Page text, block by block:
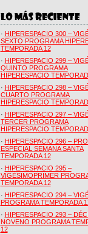
· HIPERESPACIO 300 –
SEXTO PROGRAMA
TEMPORADA 12
· HIPERESPACIO 299 –
QUINTO PROGRAMA
HIPERESPACIO
· HIPERESPACIO 298 –
CUARTO PROGRAMA
HIPERESPACIO
· HIPERESPACIO 297 –
TERCER PROGRAMA
HIPERESPACIO
· HIPERESPACIO 296 –
ESPECIAL SEMANA SANTA
TEMPORADA 12
· HIPERESPACIO 295 –
VIGÉSIMOPRIMER
TEMPORADA 12
· HIPERESPACIO 294 –
PROGRAMA TEMPORADA
· HIPERESPACIO 293 –
NOVENO PROGRAMA
12